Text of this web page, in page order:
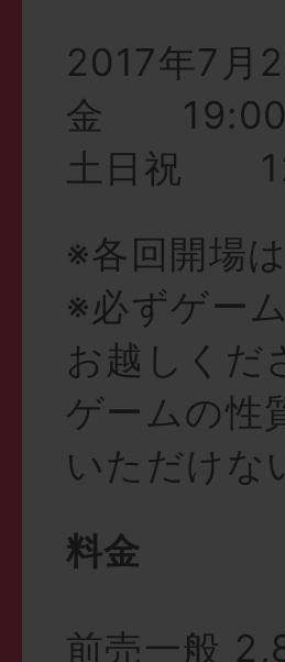
2017年7月
金 19:00
土日祝
※各回開場
※必ずゲー
お越しくだ
ゲームの性
いただけな
料金
前売一般